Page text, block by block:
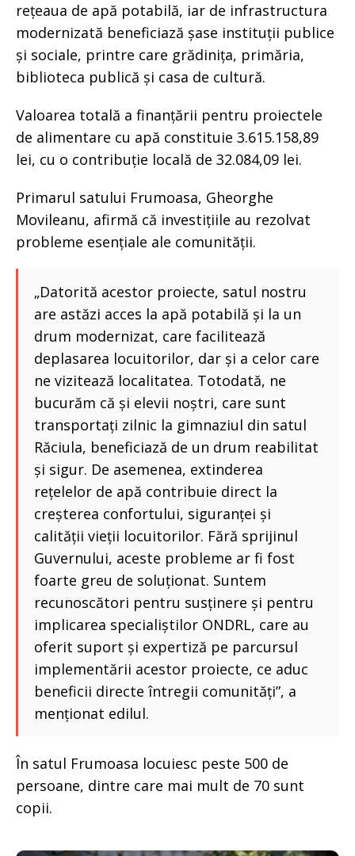
rețeaua de apă potabilă, iar de infrastructura
modernizată beneficiază șase instituții publice
și sociale, printre care grădinița, primăria,
biblioteca publică și casa de cultură.
Valoarea totală a finanțării pentru proiectele
de alimentare cu apă constituie 3.615.158,89
lei, cu o contribuție locală de 32.084,09 lei.
Primarul satului Frumoasa, Gheorghe
Movileanu, afirmă că investițiile au rezolvat
probleme esențiale ale comunității.
„Datorită acestor proiecte, satul nostru
are astăzi acces la apă potabilă și la un
drum modernizat, care facilitează
deplasarea locuitorilor, dar și a celor care
ne vizitează localitatea. Totodată, ne
bucurăm că și elevii noștri, care sunt
transportați zilnic la gimnaziul din satul
Răciula, beneficiază de un drum reabilitat
și sigur. De asemenea, extinderea
rețelelor de apă contribuie direct la
creșterea confortului, siguranței și
calității vieții locuitorilor. Fără sprijinul
Guvernului, aceste probleme ar fi fost
foarte greu de soluționat. Suntem
recunoscători pentru susținere și pentru
implicarea specialiștilor ONDRL, care au
oferit suport și expertiză pe parcursul
implementării acestor proiecte, ce aduc
beneficii directe întregii comunități”, a
menționat edilul.
În satul Frumoasa locuiesc peste 500 de
persoane, dintre care mai mult de 70 sunt
copii.